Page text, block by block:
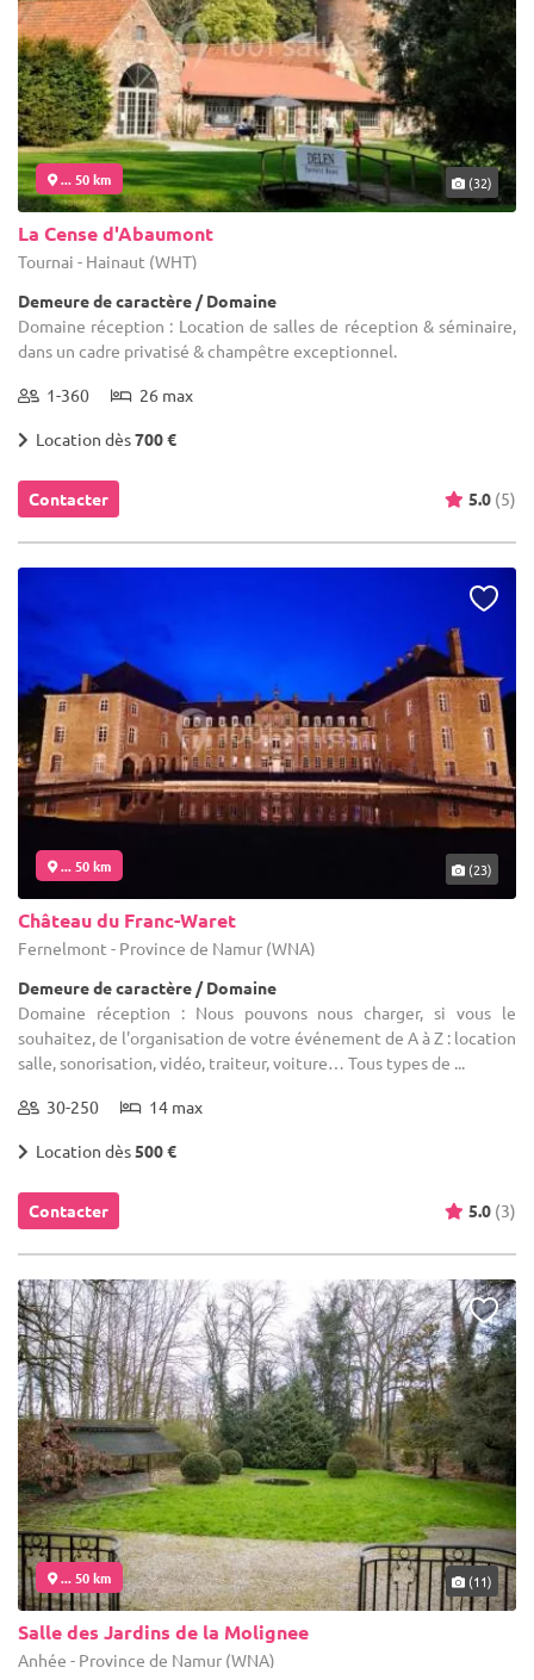
... 50 km (32)
La Cense d'Abaumont
Tournai - Hainaut (WHT)
Demeure de caractère / Domaine
Domaine réception : Location de salles de réception & séminaire,
dans un cadre privatisé & champêtre exceptionnel.
1-360 26 max
Location dès700 €
Contacter 5.0 (5)
... 50 km (23)
Château du Franc-Waret
Fernelmont - Province de Namur (WNA)
Demeure de caractère / Domaine
Domaine réception : Nous pouvons nous charger, si vous le
souhaitez, de l'organisation de votre événement de A à Z : location
salle, sonorisation, vidéo, traiteur, voiture… Tous types de ...
30-250 14 max
Location dès500 €
Contacter 5.0 (3)
... 50 km (11)
Salle des Jardins de la Molignee
Anhée - Province de Namur (WNA)